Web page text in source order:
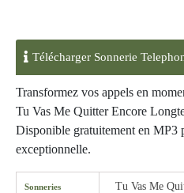
Télécharger Sonnerie
Transformez vos appels en
Tu Vas Me Quitter Encore
Disponible gratuitement en MP3
exceptionnelle.
Sonneries Tu Vas Me